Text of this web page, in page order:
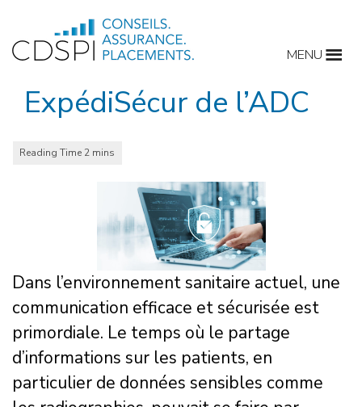
content
MENU
ExpédiSécur de l’ADC
Dans l’environnement sanitaire actuel, une
communication efficace et sécurisée est
primordiale. Le temps où le partage
d’informations sur les patients, en
particulier de données sensibles comme